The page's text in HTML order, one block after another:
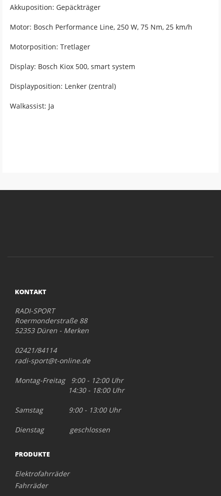
Akkuposition: Gepäckträger
Motor: Bosch Performance Line, 250 W, 75 Nm, 25 km/h
Motorposition: Tretlager
Display: Bosch Kiox 500, smart system
Displayposition: Lenker (zentral)
Walkassist: Ja
KONTAKT
RADI-SPORT
Roermonderstraße 88
52353 Düren - Merken
02421/84114
radi-sport@t-online.de
Montag-Freitag 9:00 - 12:00 Uhr
14:30 - 18:00 Uhr
Samstag 9:00 - 13:00 Uhr
Dienstag geschlossen
PRODUKTE
Elektrofahrräder
Fahrräder